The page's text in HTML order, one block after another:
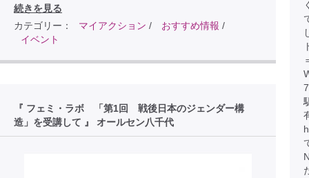
続きを見る
カテゴリー：
マイアクション / おすすめ情報 /
イベント
『 フェミ・ラボ 「第1回 戦後日本のジェンダー構
造」を受講して 』 オールセン八千代